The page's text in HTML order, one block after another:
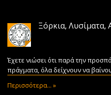
Ξόρκια, Λυσίματα,
Έχετε νιώσει ότι παρά την
πράγματα, όλα δείχνουν να
Περισσότερα... »